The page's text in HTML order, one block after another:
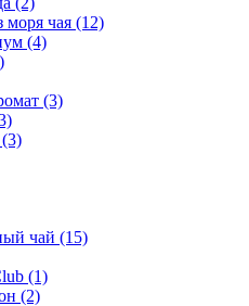
моря чая (12)
(4)
(3)
(3)
чай (15)
(1)
(2)